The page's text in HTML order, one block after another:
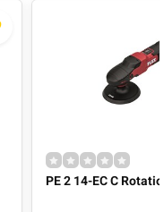
PE 2 14-EC C